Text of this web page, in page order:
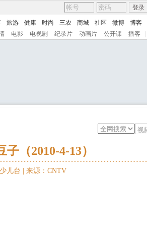
登录
旅游 健康 时尚 三农 商城 社区 微博 博客
电影 电视剧 纪录片 动画片 公开课 播客
（2010-4-13）
儿台 来源：CNTV